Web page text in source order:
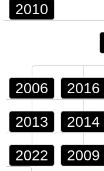
2010
2006 2016
2013 2014
2022 2009